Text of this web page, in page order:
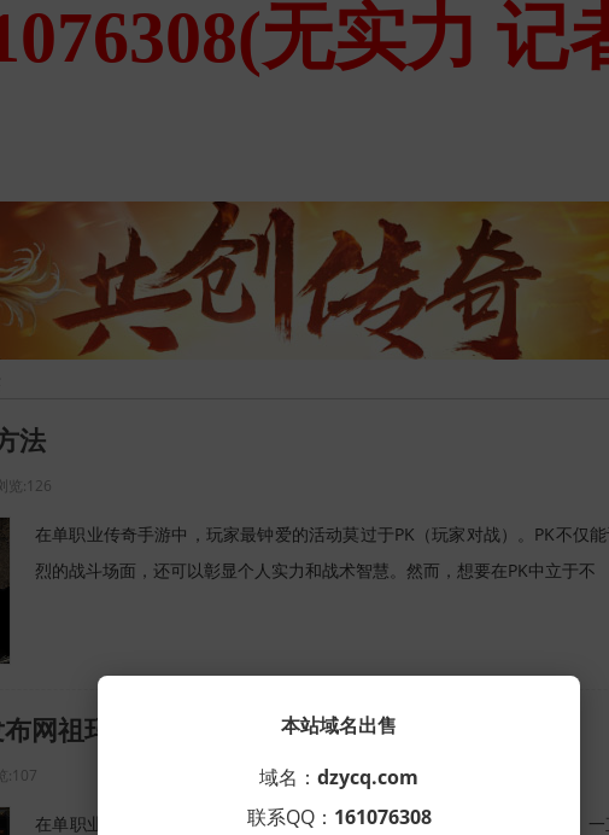
法
览:126
在单职业传奇手游中，玩家最钟爱的活动莫过于PK（玩家对战）。PK不仅
烈的战斗场面，还可以彰显个人实力和战术智慧。然而，想要在PK中立于不
网祖玛弓箭手能爆什么？
:107
在单职业传奇手游的私服（SF）版本中，祖玛弓箭手作为经典怪物之一，
本站域名出售
域名： dzycq.com
联系QQ： 161076308